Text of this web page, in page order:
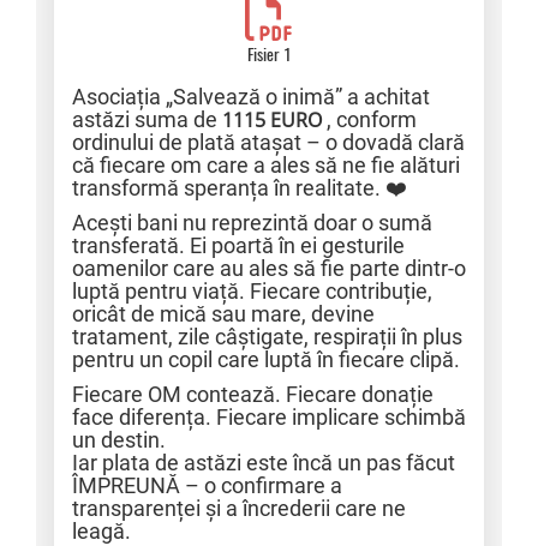
Fisier 1
Asociația „Salvează o inimă” a achitat
astăzi suma de 1115 EURO, conform
ordinului de plată atașat – o dovadă clară
că fiecare om care a ales să ne fie alături
transformă speranța în realitate. ❤️
Acești bani nu reprezintă doar o sumă
transferată. Ei poartă în ei gesturile
oamenilor care au ales să fie parte dintr-o
luptă pentru viață. Fiecare contribuție,
oricât de mică sau mare, devine
tratament, zile câștigate, respirații în plus
pentru un copil care luptă în fiecare clipă.
Fiecare OM contează. Fiecare donație
face diferența. Fiecare implicare schimbă
un destin.
Iar plata de astăzi este încă un pas făcut
ÎMPREUNĂ – o confirmare a
transparenței și a încrederii care ne
leagă.